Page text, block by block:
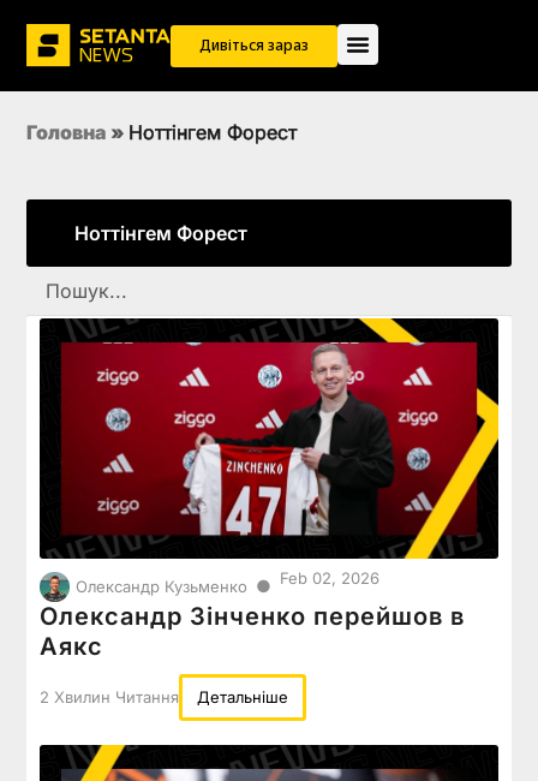
Дивіться зараз
Головна » Ноттінгем Форест
Ноттінгем Форест
Олександр Кузьменко ● Feb 02, 2026
Олександр Зінченко перейшов в
Аякс
2 Хвилин Читання Детальніше